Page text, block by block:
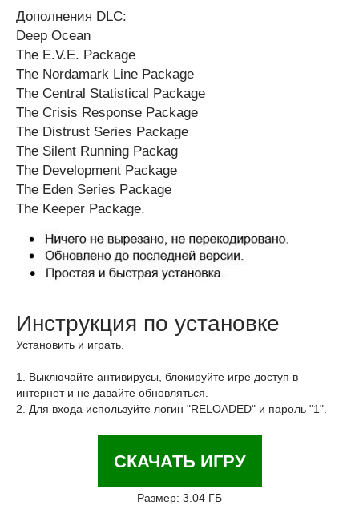
Дополнения DLC:
Deep Ocean
The E.V.E. Package
The Nordamark Line Package
The Central Statistical Package
The Crisis Response Package
The Distrust Series Package
The Silent Running Packag
The Development Package
The Eden Series Package
The Keeper Package.
Инструкция по установке
Установить и играть.
1. Выключайте антивирусы, блокируйте игре доступ в
интернет и не давайте обновляться.
2. Для входа используйте логин "RELOADED" и пароль "1".
СКАЧАТЬ ИГРУ
Размер: 3.04 ГБ